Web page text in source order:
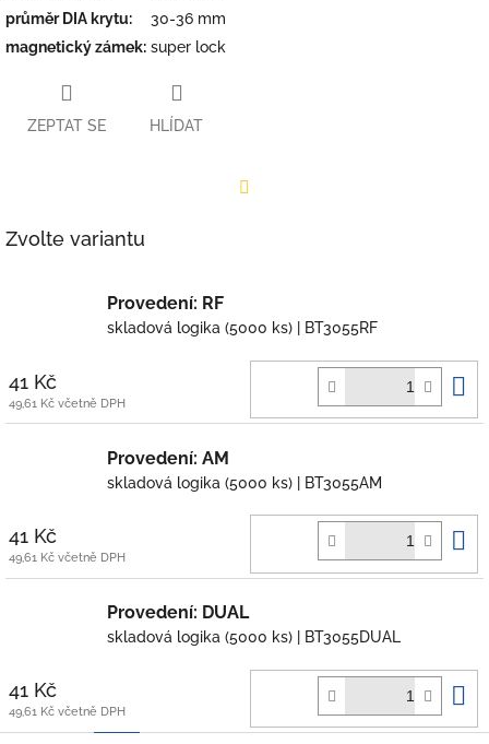
průměr DIA krytu:
30-36 mm
magnetický zámek: super lock
ZEPTAT SE HLÍDAT
Zvolte variantu
Provedení: RF
skladová logika (5000 ks) | BT3055RF
41 Kč
49,61 Kč včetně DPH
Provedení: AM
skladová logika (5000 ks) | BT3055AM
41 Kč
49,61 Kč včetně DPH
Provedení: DUAL
skladová logika (5000 ks) | BT3055DUAL
41 Kč
49,61 Kč včetně DPH